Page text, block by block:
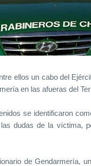
ellos un cabo del
en las afueras del
se identificaron
dudas de la víctima,
de Gendarmería,